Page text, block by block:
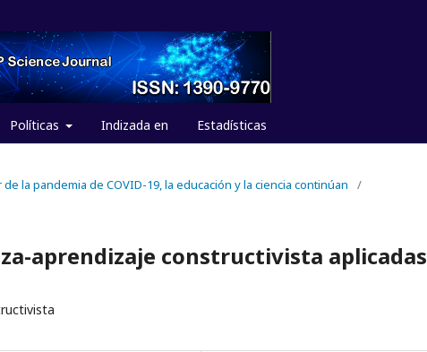
Políticas Indizada en Estadísticas
de la pandemia de COVID-19, la educación y la ciencia continúan
/
aprendizaje constructivista aplicadas